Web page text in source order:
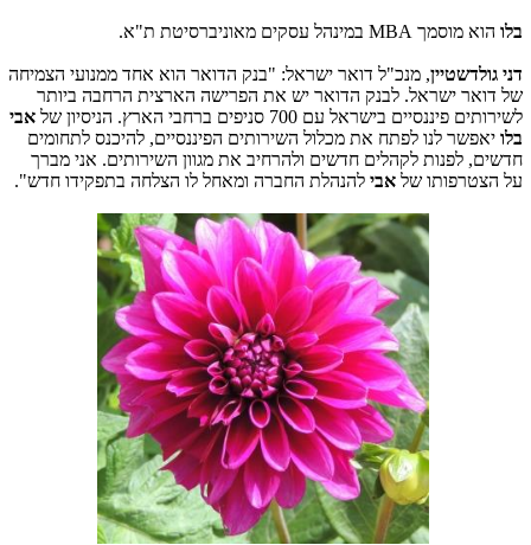
בלו הוא מוסמך MBA במינהל עסקים מאוניברסיטת ת"א.
דני גולדשטיין, מנכ"ל דואר ישראל: "בנק הדואר הוא אחד ממנועי הצמיחה
של דואר ישראל. לבנק הדואר יש את הפרישה הארצית הרחבה ביותר
לשירותים פיננסיים בישראל עם 700 סניפים ברחבי הארץ. הניסיון של
אבי
בלו יאפשר לנו לפתח את מכלול השירותים הפיננסיים, להיכנס לתחומים
חדשים, לפנות לקהלים חדשים ולהרחיב את מגוון השירותים. אני מברך
על הצטרפותו של אבי להנהלת החברה ומאחל לו הצלחה בתפקידו חדש".